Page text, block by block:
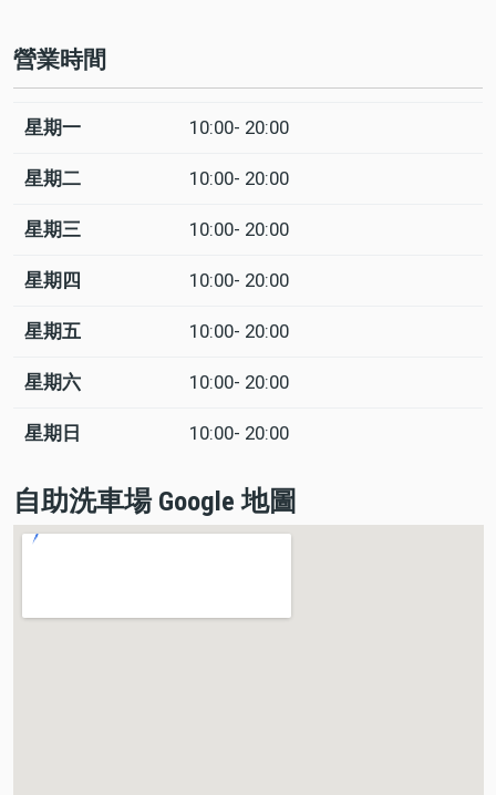
營業時間
日
Time
回
星期一 10:00- 20:00
星期二 10:00- 20:00
星期三 10:00- 20:00
星期四 10:00- 20:00
星期五 10:00- 20:00
星期六 10:00- 20:00
星期日 10:00- 20:00
自助洗車場 Google 地圖